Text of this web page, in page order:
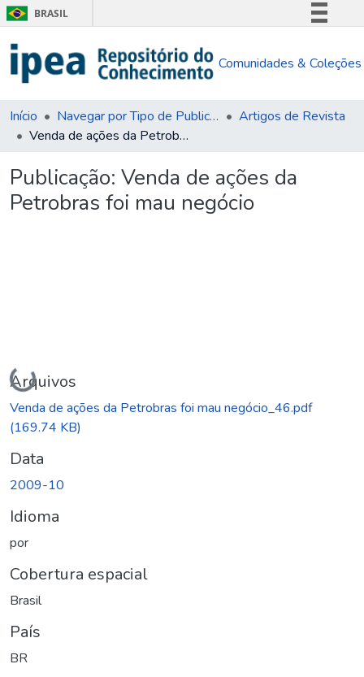
BRASIL
Comunica BR
Acesso à informação
Comunidades & Coleções
Início Navegar por Tipo de Publicação
Artigos de Revista
Venda de ações da Petrobras foi mau negócio
Publicação: Venda de ações da
Petrobras foi mau negócio
Carregando...
Arquivos
Venda de ações da Petrobras foi mau negócio_46.pdf
(169.74 KB)
Data
2009-10
Idioma
por
Cobertura espacial
Brasil
País
BR